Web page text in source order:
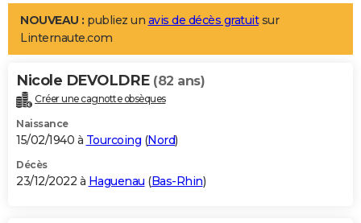
LIFESTYLE
Art de vivre
Bien-être
Loisirs
Mode
Modes de vie
Alimentation
Guide de la santé
Maladies
Médicaments
Sommeil
VOYAGE
Destinations
City break
Voyage nature
Voyage de noces
Forum
Climat
+PHOTO
GUIDES D'ACHAT
BONS PLANS
NOUVEAU : publiez un avis de décès gratuitsur
Linternaute.com
Nicole DEVOLDRE (82 ans)
Créer une cagnotte obsèques
Naissance
15/02/1940 à Tourcoing (Nord)
Décès
23/12/2022 à Haguenau (Bas-Rhin)